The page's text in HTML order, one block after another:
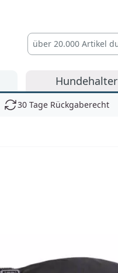
Hundehalter
30 Tage Rückgaberecht